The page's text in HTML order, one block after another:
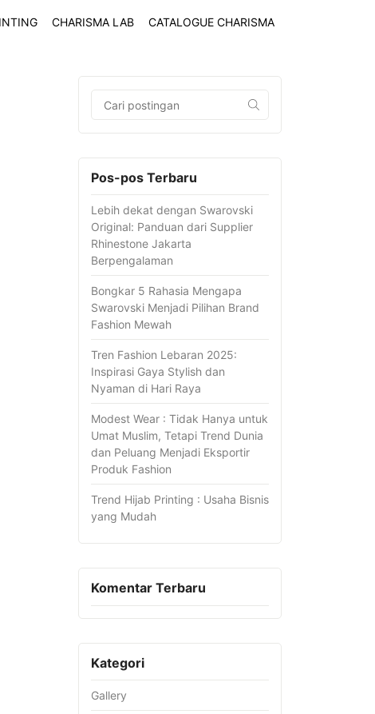
CHARISMA LAB CATALOGUE CHARISMA
Pos-pos Terbaru
Lebih dekat dengan Swarovski
Original: Panduan dari Supplier
Rhinestone Jakarta
Berpengalaman
Bongkar 5 Rahasia Mengapa
Swarovski Menjadi Pilihan Brand
Fashion Mewah
Tren Fashion Lebaran 2025:
Inspirasi Gaya Stylish dan
Nyaman di Hari Raya
Modest Wear : Tidak Hanya untuk
Umat Muslim, Tetapi Trend Dunia
dan Peluang Menjadi Eksportir
Produk Fashion
Trend Hijab Printing : Usaha Bisnis
yang Mudah
Komentar Terbaru
Kategori
Gallery